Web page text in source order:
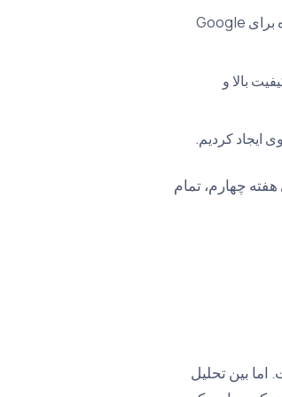
صفحات سنگین JavaScript را به صورت HTML آماده برای Google
بالا و
ایجاد کردیم.
افزایش یافت. در انتهای هفته چهارم، تمام
اما بین تحلیل